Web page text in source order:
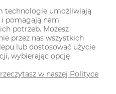
technologie umożliwiają
i pomagają nam
potrzeb. Możesz
przez nas wszystkich
lub dostosować użycie
wybierając opcję
w naszej Polityce